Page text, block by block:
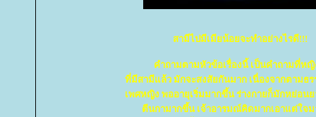
สามีไปมีเมียน้อยจะทำอย่างไรดี!!!
คำถามตามหัวข้อเรื่องนี้ เป็นคำถามที่หญิ
ที่มีสามีแล้ว มักจะสงสัยกันมาก เนื่องจากตามธ
เพศหญิง พออายุเริ่มมากขึ้น ร่างกายก็มักหย่อน
ตีนกามากขึ้น เจ้าอารมณ์คิดมากเอาแต่ใจ